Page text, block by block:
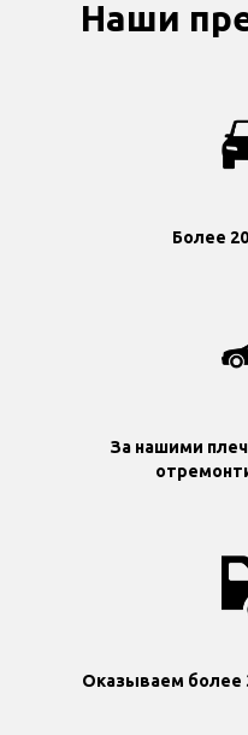
Наши
Более
За нашими
Оказываем более